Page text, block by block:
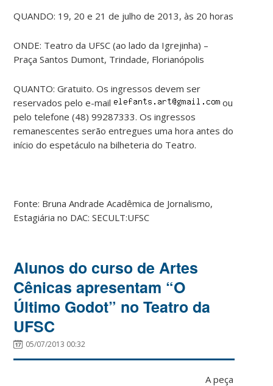
QUANDO: 19, 20 e 21 de julho de 2013, às 20 horas
ONDE: Teatro da UFSC (ao lado da Igrejinha) –
Praça Santos Dumont, Trindade, Florianópolis
QUANTO: Gratuito. Os ingressos devem ser
reservados pelo e-mail
ou
pelo telefone (48) 99287333. Os ingressos
remanescentes serão entregues uma hora antes do
início do espetáculo na bilheteria do Teatro.
Fonte: Bruna Andrade Acadêmica de Jornalismo,
Estagiária no DAC: SECULT:UFSC
Alunos do curso de Artes
Cênicas apresentam “O
Último Godot” no Teatro da
UFSC
05/07/2013 00:32
A peça